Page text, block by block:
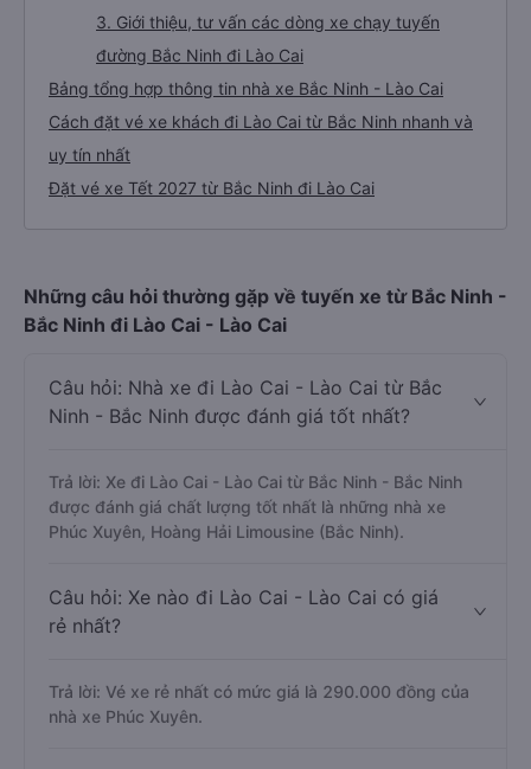
3. Giới thiệu, tư vấn các dòng xe chạy tuyến
đường Bắc Ninh đi Lào Cai
Bảng tổng hợp thông tin nhà xe Bắc Ninh - Lào Cai
Cách đặt vé xe khách đi Lào Cai từ Bắc Ninh nhanh và
uy tín nhất
Đặt vé xe Tết 2027 từ Bắc Ninh đi Lào Cai
Những câu hỏi thường gặp về tuyến xe từ Bắc Ninh -
Bắc Ninh đi Lào Cai - Lào Cai
Câu hỏi: Nhà xe đi Lào Cai - Lào Cai từ Bắc
Ninh - Bắc Ninh được đánh giá tốt nhất?
Trả lời: Xe đi Lào Cai - Lào Cai từ Bắc Ninh - Bắc Ninh
được đánh giá chất lượng tốt nhất là những nhà xe
Phúc Xuyên, Hoàng Hải Limousine (Bắc Ninh).
Câu hỏi: Xe nào đi Lào Cai - Lào Cai có giá
rẻ nhất?
Trả lời: Vé xe rẻ nhất có mức giá là 290.000 đồng của
nhà xe Phúc Xuyên.